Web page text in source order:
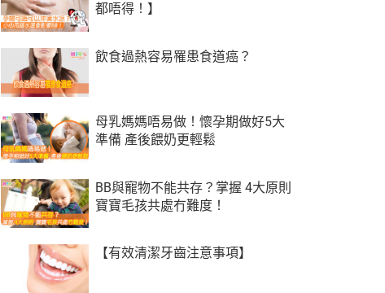
都唔得！】
飲食過熱容易罹患食道癌？
母乳媽媽唔易做！懷孕期做好5大
準備 產後餵奶更輕鬆
BB與寵物不能共存？掌握 4大原則
寶寶毛孩共處冇難度！
【有效清潔牙齒注意事項】